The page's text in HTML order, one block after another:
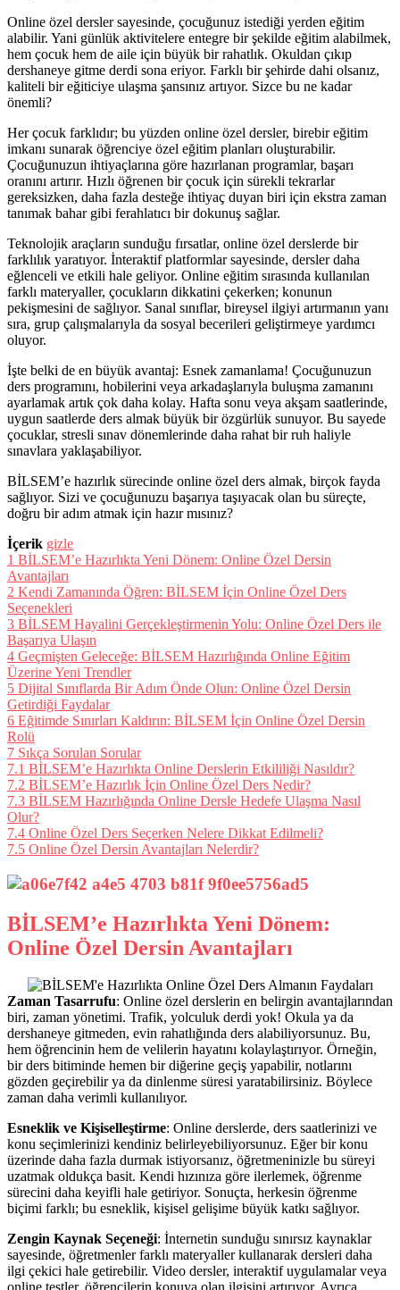
Online özel dersler sayesinde, çocuğunuz istediği yerden eğitim
alabilir. Yani günlük aktivitelere entegre bir şekilde eğitim alabilmek,
hem çocuk hem de aile için büyük bir rahatlık. Okuldan çıkıp
dershaneye gitme derdi sona eriyor. Farklı bir şehirde dahi olsanız,
kaliteli bir eğiticiye ulaşma şansınız artıyor. Sizce bu ne kadar
önemli?
Her çocuk farklıdır; bu yüzden online özel dersler, birebir eğitim
imkanı sunarak öğrenciye özel eğitim planları oluşturabilir.
Çocuğunuzun ihtiyaçlarına göre hazırlanan programlar, başarı
oranını artırır. Hızlı öğrenen bir çocuk için sürekli tekrarlar
gereksizken, daha fazla desteğe ihtiyaç duyan biri için ekstra zaman
tanımak bahar gibi ferahlatıcı bir dokunuş sağlar.
Teknolojik araçların sunduğu fırsatlar, online özel derslerde bir
farklılık yaratıyor. İnteraktif platformlar sayesinde, dersler daha
eğlenceli ve etkili hale geliyor. Online eğitim sırasında kullanılan
farklı materyaller, çocukların dikkatini çekerken; konunun
pekişmesini de sağlıyor. Sanal sınıflar, bireysel ilgiyi artırmanın yanı
sıra, grup çalışmalarıyla da sosyal becerileri geliştirmeye yardımcı
oluyor.
İşte belki de en büyük avantaj: Esnek zamanlama! Çocuğunuzun
ders programını, hobilerini veya arkadaşlarıyla buluşma zamanını
ayarlamak artık çok daha kolay. Hafta sonu veya akşam saatlerinde,
uygun saatlerde ders almak büyük bir özgürlük sunuyor. Bu sayede
çocuklar, stresli sınav dönemlerinde daha rahat bir ruh haliyle
sınavlara yaklaşabiliyor.
BİLSEM’e hazırlık sürecinde online özel ders almak, birçok fayda
sağlıyor. Sizi ve çocuğunuzu başarıya taşıyacak olan bu süreçte,
doğru bir adım atmak için hazır mısınız?
İçerik gizle
1 BİLSEM’e Hazırlıkta Yeni Dönem: Online Özel Dersin
Avantajları
2 Kendi Zamanında Öğren: BİLSEM İçin Online Özel Ders
Seçenekleri
3 BİLSEM Hayalini Gerçekleştirmenin Yolu: Online Özel Ders ile
Başarıya Ulaşın
4 Geçmişten Geleceğe: BİLSEM Hazırlığında Online Eğitim
Üzerine Yeni Trendler
5 Dijital Sınıflarda Bir Adım Önde Olun: Online Özel Dersin
Getirdiği Faydalar
6 Eğitimde Sınırları Kaldırın: BİLSEM İçin Online Özel Dersin
Rolü
7 Sıkça Sorulan Sorular
7.1 BİLSEM’e Hazırlıkta Online Derslerin Etkililiği Nasıldır?
7.2 BİLSEM’e Hazırlık İçin Online Özel Ders Nedir?
7.3 BİLSEM Hazırlığında Online Dersle Hedefe Ulaşma Nasıl
Olur?
7.4 Online Özel Ders Seçerken Nelere Dikkat Edilmeli?
7.5 Online Özel Dersin Avantajları Nelerdir?
BİLSEM’e Hazırlıkta Yeni Dönem:
Online Özel Dersin Avantajları
Zaman Tasarrufu: Online özel derslerin en belirgin avantajlarından
biri, zaman yönetimi. Trafik, yolculuk derdi yok! Okula ya da
dershaneye gitmeden, evin rahatlığında ders alabiliyorsunuz. Bu,
hem öğrencinin hem de velilerin hayatını kolaylaştırıyor. Örneğin,
bir ders bitiminde hemen bir diğerine geçiş yapabilir, notlarını
gözden geçirebilir ya da dinlenme süresi yaratabilirsiniz. Böylece
zaman daha verimli kullanılıyor.
Esneklik ve Kişiselleştirme: Online derslerde, ders saatlerinizi ve
konu seçimlerinizi kendiniz belirleyebiliyorsunuz. Eğer bir konu
üzerinde daha fazla durmak istiyorsanız, öğretmeninizle bu süreyi
uzatmak oldukça basit. Kendi hızınıza göre ilerlemek, öğrenme
sürecini daha keyifli hale getiriyor. Sonuçta, herkesin öğrenme
biçimi farklı; bu esneklik, kişisel gelişime büyük katkı sağlıyor.
Zengin Kaynak Seçeneği: İnternetin sunduğu sınırsız kaynaklar
sayesinde, öğretmenler farklı materyaller kullanarak dersleri daha
ilgi çekici hale getirebilir. Video dersler, interaktif uygulamalar veya